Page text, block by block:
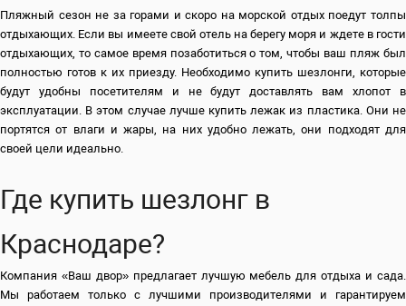
Пляжный сезон не за горами и скоро на морской отдых поедут толпы
отдыхающих. Если вы имеете свой отель на берегу моря и ждете в гости
отдыхающих, то самое время позаботиться о том, чтобы ваш пляж был
полностью готов к их приезду. Необходимо купить шезлонги, которые
будут удобны посетителям и не будут доставлять вам хлопот в
эксплуатации. В этом случае лучше купить лежак из пластика. Они не
портятся от влаги и жары, на них удобно лежать, они подходят для
своей цели идеально.
Где купить шезлонг в
Краснодаре?
Компания «Ваш двор» предлагает лучшую мебель для отдыха и сада.
Мы работаем только с лучшими производителями и гарантируем